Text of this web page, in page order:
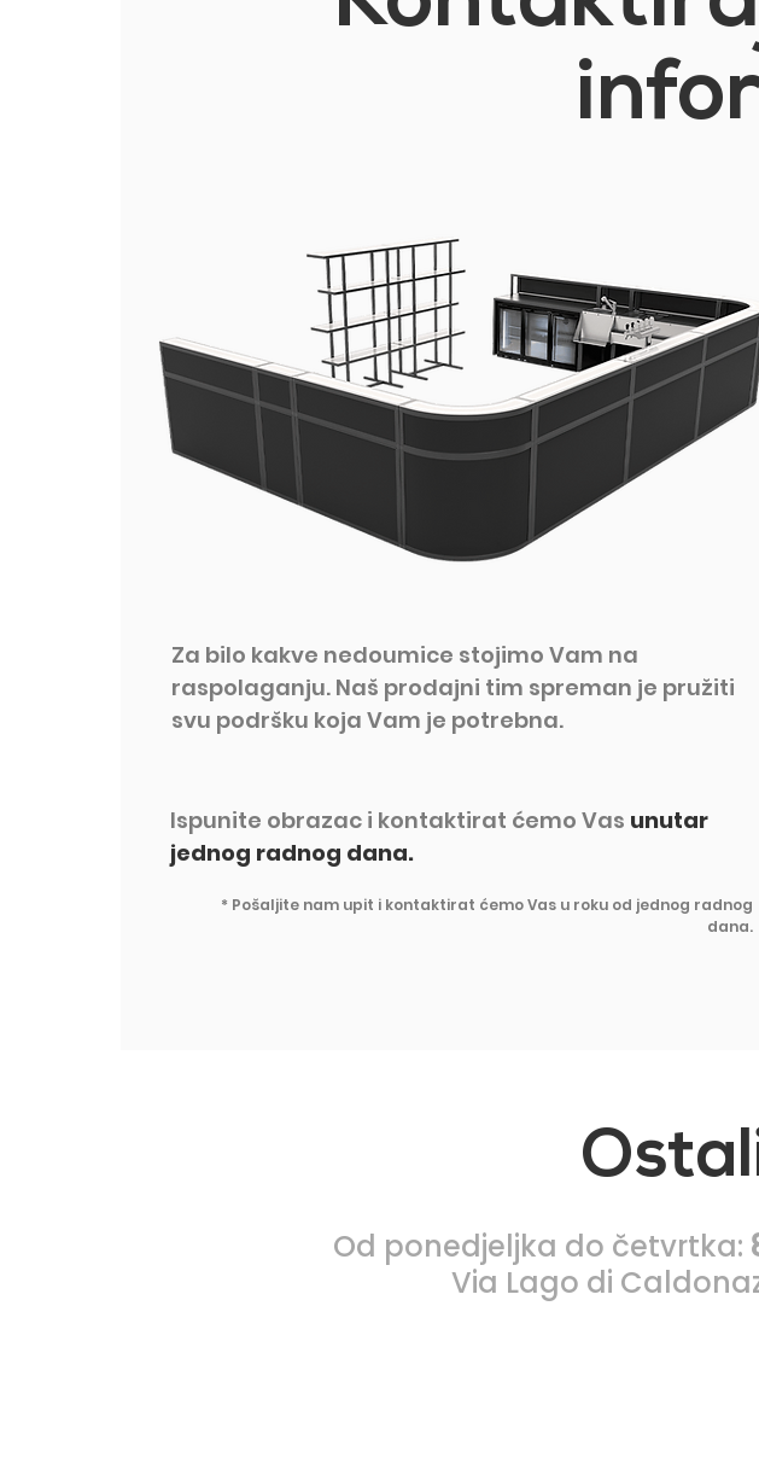
Za bilo kakve nedoumice stojimo Vam na
raspolaganju. Naš prodajni tim spreman je pružiti
svu podršku koja Vam je potrebna.
Ispunite obrazac i kontaktirat ćemo Vas unutar
jednog radnog dana.
* Pošaljite nam upit i kontaktirat ćemo Vas u roku od jednog radnog
dana.
Od ponedjeljka do četvrtka:
Via Lago di